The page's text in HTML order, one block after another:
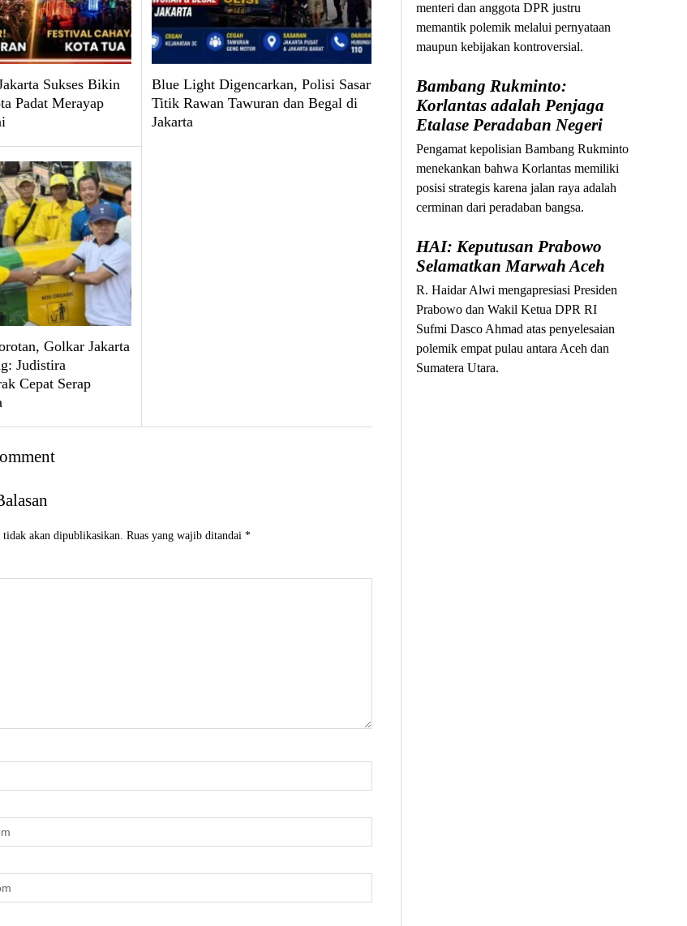
Sukses Bikin
Padat Merayap
Blue Light Digencarkan, Polisi Sasar
Titik Rawan Tawuran dan Begal di
Jakarta
Golkar Jakarta
Judistira
Cepat Serap
akan dipublikasikan. Ruas yang wajib ditandai *
menteri dan anggota DPR justru
memantik polemik melalui pernyataan
maupun kebijakan kontroversial.
Bambang Rukminto:
Korlantas adalah Penjaga
Etalase Peradaban Negeri
Pengamat kepolisian Bambang Rukminto
menekankan bahwa Korlantas memiliki
posisi strategis karena jalan raya adalah
cerminan dari peradaban bangsa.
HAI: Keputusan Prabowo
Selamatkan Marwah Aceh
R. Haidar Alwi mengapresiasi Presiden
Prabowo dan Wakil Ketua DPR RI
Sufmi Dasco Ahmad atas penyelesaian
polemik empat pulau antara Aceh dan
Sumatera Utara.